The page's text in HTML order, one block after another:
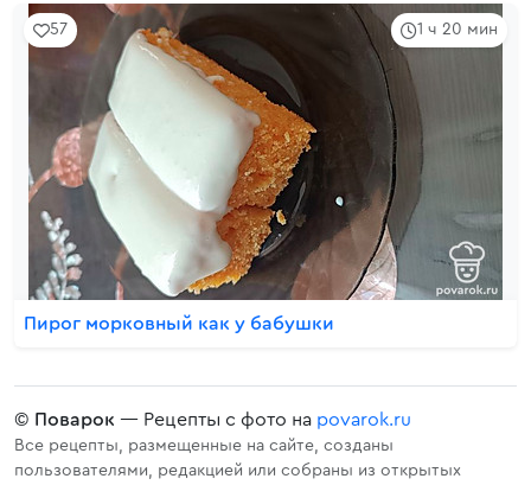
1 ч 20 мин
57
Пирог морковный как у бабушки
© Поварок — Рецепты с фото на povarok.ru
Все рецепты, размещенные на сайте, созданы
пользователями, редакцией или собраны из открытых